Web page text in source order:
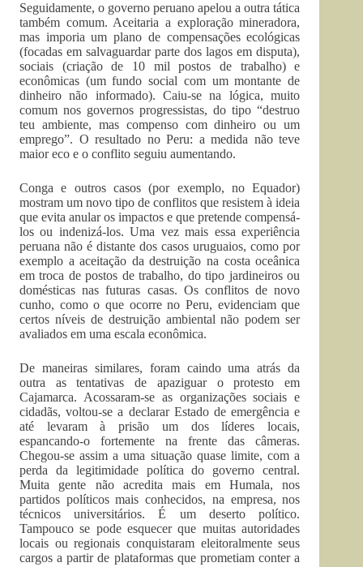
Seguidamente, o governo peruano apelou a outra tática
também comum. Aceitaria a exploração mineradora,
mas imporia um plano de compensações ecológicas
(focadas em salvaguardar parte dos lagos em disputa),
sociais (criação de 10 mil postos de trabalho) e
econômicas (um fundo social com um montante de
dinheiro não informado). Caiu-se na lógica, muito
comum nos governos progressistas, do tipo “destruo
teu ambiente, mas compenso com dinheiro ou um
emprego”. O resultado no Peru: a medida não teve
maior eco e o conflito seguiu aumentando.
Conga e outros casos (por exemplo, no Equador)
mostram um novo tipo de conflitos que resistem à ideia
que evita anular os impactos e que pretende compensá-
los ou indenizá-los. Uma vez mais essa experiência
peruana não é distante dos casos uruguaios, como por
exemplo a aceitação da destruição na costa oceânica
em troca de postos de trabalho, do tipo jardineiros ou
domésticas nas futuras casas. Os conflitos de novo
cunho, como o que ocorre no Peru, evidenciam que
certos níveis de destruição ambiental não podem ser
avaliados em uma escala econômica.
De maneiras similares, foram caindo uma atrás da
outra as tentativas de apaziguar o protesto em
Cajamarca. Acossaram-se as organizações sociais e
cidadãs, voltou-se a declarar Estado de emergência e
até levaram à prisão um dos líderes locais,
espancando-o fortemente na frente das câmeras.
Chegou-se assim a uma situação quase limite, com a
perda da legitimidade política do governo central.
Muita gente não acredita mais em Humala, nos
partidos políticos mais conhecidos, na empresa, nos
técnicos universitários. É um deserto político.
Tampouco se pode esquecer que muitas autoridades
locais ou regionais conquistaram eleitoralmente seus
cargos a partir de plataformas que prometiam conter a